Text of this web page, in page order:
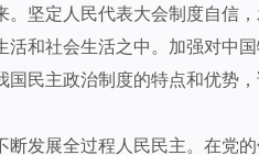
。坚定人民代表大会制度自信
活和社会生活之中。加强对中
国民主政治制度的特点和优势
断发展全过程人民民主。在党